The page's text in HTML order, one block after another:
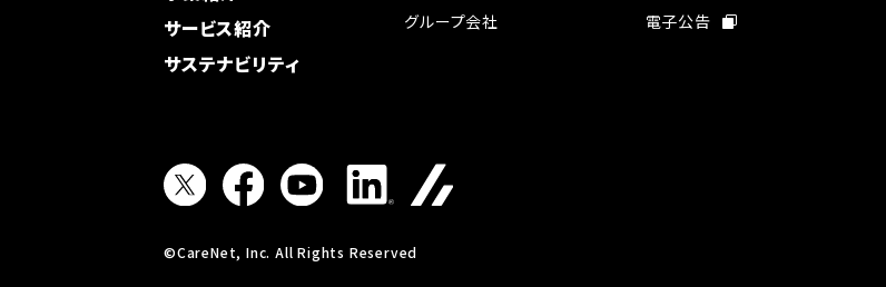
サービス紹介
サステナビリティ
グループ会社
電子公告
©CareNet, Inc. All Rights Reserved